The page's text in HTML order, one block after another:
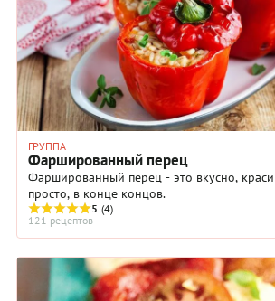
ГРУППА
Фаршированный перец
Фаршированный перец - это вкусно,
просто, в конце концов.
5 (4)
121 рецептов